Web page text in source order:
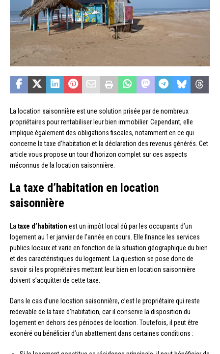
La location saisonnière est une solution prisée par de nombreux
propriétaires pour rentabiliser leur bien immobilier. Cependant, elle
implique également des obligations fiscales, notamment en ce qui
concerne la taxe d’habitation et la déclaration des revenus générés. Cet
article vous propose un tour d’horizon complet sur ces aspects
méconnus de la location saisonnière.
La taxe d’habitation en location
saisonnière
La taxe d’habitation est un impôt local dû par les occupants d’un
logement au 1er janvier de l’année en cours. Elle finance les services
publics locaux et varie en fonction de la situation géographique du bien
et des caractéristiques du logement. La question se pose donc de
savoir si les propriétaires mettant leur bien en location saisonnière
doivent s’acquitter de cette taxe.
Dans le cas d’une location saisonnière, c’est le propriétaire qui reste
redevable de la taxe d’habitation, car il conserve la disposition du
logement en dehors des périodes de location. Toutefois, il peut être
exonéré ou bénéficier d’un abattement dans certaines conditions :